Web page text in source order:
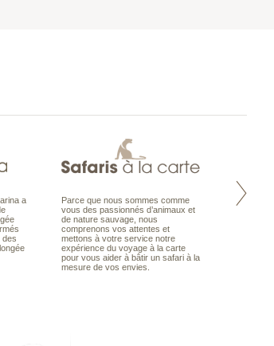
a
des
Parce que nous sommes comme
vous des passionnés d’animaux et
de nature sauvage, nous
comprenons vos attentes et
mettons à votre service notre
expérience du voyage à la carte
pour vous aider à bâtir un safari à la
mesure de vos envies.
Maldives